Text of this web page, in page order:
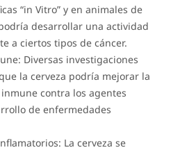
“in Vitro” y en animales de
desarrollar una actividad
a ciertos tipos de cáncer.
Diversas investigaciones
la cerveza podría mejorar la
contra los agentes
de enfermedades
La cerveza se